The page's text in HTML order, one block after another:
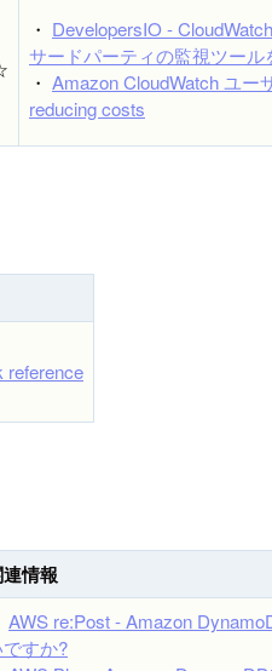
・ DevelopersIO -
サードパーティの監視ツー
・ Amazon CloudWatch ユー
reducing costs
reference
情報
AWS re:Post - Amazon
ですか?